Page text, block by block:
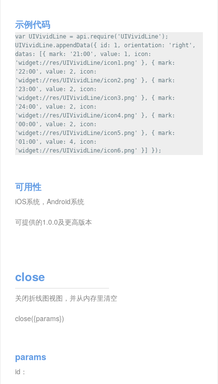
示例代码
var UIVividLine = api.require('UIVividLine');
UIVividLine.appendData({ id: 1, orientation: 'right',
datas: [{ mark: '21:00', value: 1, icon:
'widget://res/UIVividLine/icon1.png' }, { mark:
'22:00', value: 2, icon:
'widget://res/UIVividLine/icon2.png' }, { mark:
'23:00', value: 2, icon:
'widget://res/UIVividLine/icon3.png' }, { mark:
'24:00', value: 2, icon:
'widget://res/UIVividLine/icon4.png' }, { mark:
'00:00', value: 2, icon:
'widget://res/UIVividLine/icon5.png' }, { mark:
'01:00', value: 4, icon:
'widget://res/UIVividLine/icon6.png' }] });
可用性
iOS系统，Android系统
可提供的1.0.0及更高版本
close
关闭折线图视图，并从内存里清空
close({params})
params
id：